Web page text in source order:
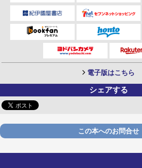
電子版はこちら
シェアする
この本へのお問合せ